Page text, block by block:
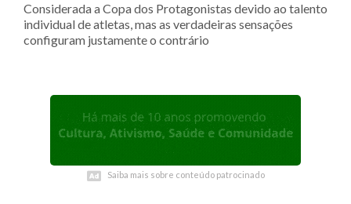
Considerada a Copa dos Protagonistas devido ao talento
individual de atletas, mas as verdadeiras sensações
configuram justamente o contrário
Saiba mais sobre conteúdo patrocinado
Saiba mais sobre conteúdo patrocinado